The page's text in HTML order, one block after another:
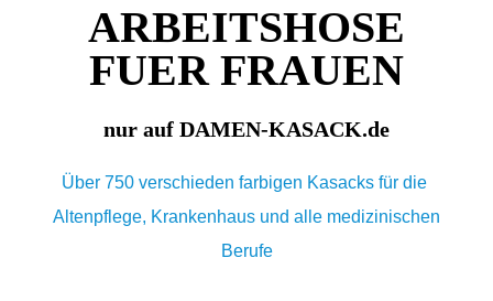
ARBEITSHOSE
FUER FRAUEN
nur auf DAMEN-KASACK.de
Über 750 verschieden farbigen Kasacks für die
Altenpflege, Krankenhaus und alle medizinischen
Berufe